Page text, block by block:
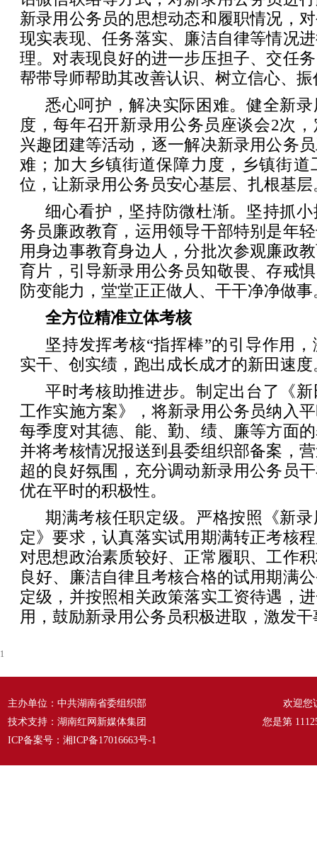
新录用公务员的思想动态和履职情况，
现实表现、任务落实、廉洁自律等情况
理。对表现良好的进一步压担子、交任
帮带导师帮助其改善认识、树立信心、
悉心呵护，解决实际困难。健全新
度，每年召开新录用公务员座谈会2次
兴趣团建等活动，逐一解决新录用公务
难；加大乡镇街道保障力度，乡镇街道
位，让新录用公务员安心基层、扎根基层
细心看护，坚持防微杜渐。坚持抓
务员廉政教育，运用领导干部特别是年
用身边事教育身边人，分批次参观廉政
育片，引导新录用公务员知敬畏、存戒
防变能力，堂堂正正做人、干干净净做事
全方位精准立体考核
坚持发挥考核“指挥棒”的引导作用
实干、创实绩，跑出成长成才的新田速度
平时考核助推进步。制定出台了《
工作实施方案》，将新录用公务员纳入
每季度对其德、能、勤、绩、廉等方面
并将考核情况报送到县委组织部备案，
超的良好氛围，充分调动新录用公务员
优在平时的积极性。
期满考核任职定级。严格按照《新
定》要求，认真落实试用期满转正考核
对思想政治素质较好、正常履职、工作
良好、廉洁自律且考核合格的试用期满
定级，并按照相关政策落实工资待遇，
用，鼓励新录用公务员积极进取，激发
1
主办单位：中共湖南省委组织部
技术支持：湖南红网新媒体集团
ICP备案号： 湘ICP备17016663号-1
欢迎您
您是第